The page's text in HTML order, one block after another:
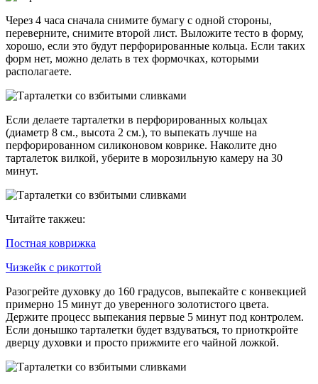
Через 4 часа сначала снимите бумагу с одной стороны,
переверните, снимите второй лист. Выложите тесто в форму,
хорошо, если это будут перфорированные кольца. Если таких
форм нет, можно делать в тех формочках, которыми
располагаете.
Если делаете тарталетки в перфорированных кольцах
(диаметр 8 см., высота 2 см.), то выпекать лучше на
перфорированном силиконовом коврике. Наколите дно
тарталеток вилкой, уберите в морозильную камеру на 30
минут.
Читайте такжеu:
Постная коврижка
Чизкейк с рикоттой
Разогрейте духовку до 160 градусов, выпекайте с конвекцией
примерно 15 минут до уверенного золотистого цвета.
Держите процесс выпекания первые 5 минут под контролем.
Если донышко тарталетки будет вздуваться, то приоткройте
дверцу духовки и просто прижмите его чайной ложкой.